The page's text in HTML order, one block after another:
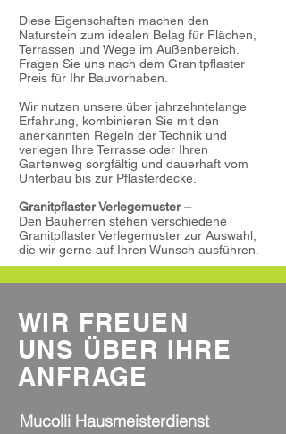
Diese Eigenschaften machen den
Naturstein zum idealen Belag für Flächen,
Terrassen und Wege im Außenbereich.
Fragen Sie uns nach dem Granitpflaster
Preis für Ihr Bauvorhaben.
Wir nutzen unsere über jahrzehntelange
Erfahrung, kombinieren Sie mit den
anerkannten Regeln der Technik und
verlegen Ihre Terrasse oder Ihren
Gartenweg sorgfältig und dauerhaft vom
Unterbau bis zur Pflasterdecke.
Granitpflaster Verlegemuster –
Den Bauherren stehen verschiedene
Granitpflaster Verlegemuster zur Auswahl,
die wir gerne auf Ihren Wunsch ausführen.
WIR FREUEN
UNS ÜBER IHRE
ANFRAGE
Mucolli Hausmeisterdienst